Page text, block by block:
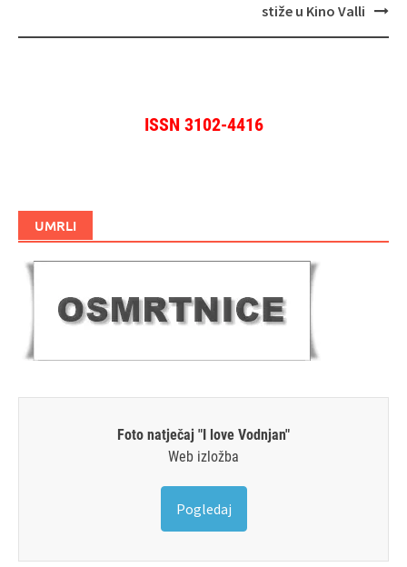
stiže u Kino Valli
ISSN 3102-4416
UMRLI
Foto natječaj "I love Vodnjan"
Web izložba
Pogledaj